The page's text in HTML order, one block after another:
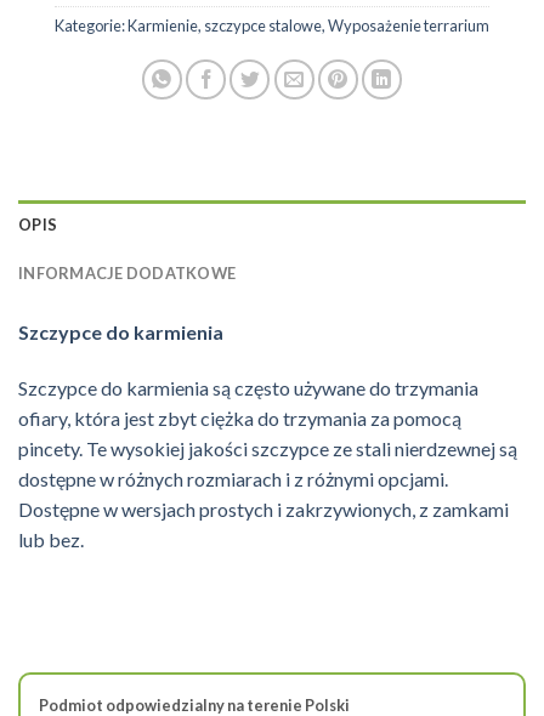
Kategorie:Karmienie, szczypce stalowe,Wyposażenie terrarium
OPIS
INFORMACJE DODATKOWE
Szczypce do karmienia
Szczypce do karmienia są często używane do trzymania
ofiary, która jest zbyt ciężka do trzymania za pomocą
pincety. Te wysokiej jakości szczypce ze stali nierdzewnej są
dostępne w różnych rozmiarach i z różnymi opcjami.
Dostępne w wersjach prostych i zakrzywionych, z zamkami
lub bez.
Podmiot odpowiedzialny na terenie Polski